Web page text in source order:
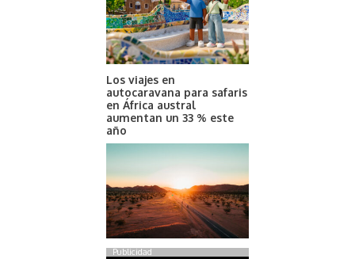
Los viajes en
autocaravana para safaris
en África austral
aumentan un 33 % este
año
Publicidad